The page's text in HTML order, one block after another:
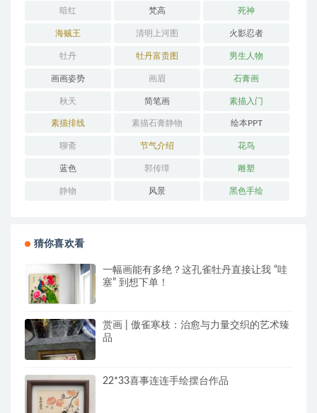
暗红 梵高 死神
海贼王 清明上河图 火影忍者
牡丹 牡丹富贵图 男生人物
画画姿势 画眉 石膏画
秋天 简笔画 素描入门
素描排线 素描石膏静物 绘本PPT
聊斋 节气介绍 花鸟
蓝色 郭传璋 雕塑
静物 风景 黑色手绘
猜你喜欢看
一幅画能有多绝？这孔雀牡丹直接让我 “哇
塞” 到想下单！
赏画 | 傲雀寒枝：治愈与力量交织的艺术臻
品
22*33喜事连连手绘摆台作品